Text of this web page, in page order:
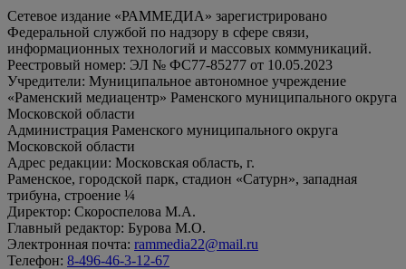
Сетевое издание «РАММЕДИА» зарегистрировано
Федеральной службой по надзору в сфере связи,
информационных технологий и массовых коммуникаций.
Реестровый номер: ЭЛ № ФС77-85277 от 10.05.2023
Учредители: Муниципальное автономное учреждение
«Раменский медиацентр» Раменского муниципального округа
Московской области
Администрация Раменского муниципального округа
Московской области
Адрес редакции: Московская область, г.
Раменское, городской парк, стадион «Сатурн», западная
трибуна, строение ¼
Директор: Скороспелова М.А.
Главный редактор: Бурова М.О.
Электронная почта: rammedia22@mail.ru
Телефон: 8-496-46-3-12-67